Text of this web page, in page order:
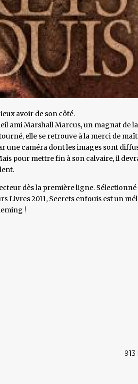
avoir de son côté.
ami Marshall Marcus, un magnat de la
elle se retrouve à la merci de
une caméra dont les images sont
pour mettre fin à son calvaire, il
dès la première ligne. Sélectionné
Livres 2011, Secrets enfouis est un
!